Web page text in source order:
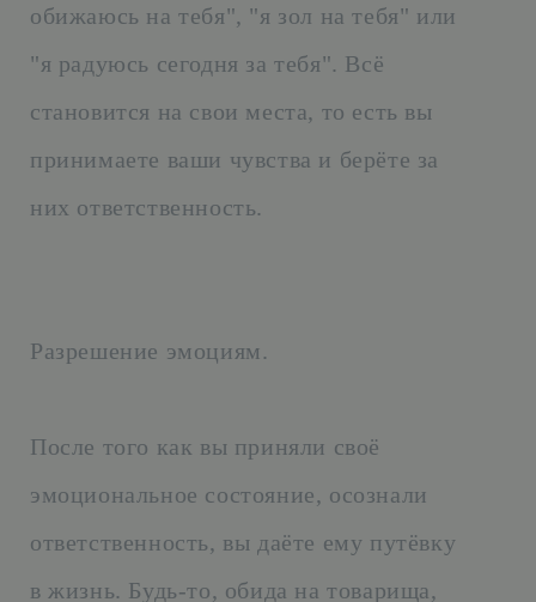
обижаюсь на тебя", "я зол на тебя" или
"я радуюсь сегодня за тебя". Всё
становится на свои места, то есть вы
принимаете ваши чувства и берёте за
них ответственность.
Разрешение эмоциям.
После того как вы приняли своё
эмоциональное состояние, осознали
ответственность, вы даёте ему путёвку
в жизнь. Будь-то, обида на товарища,